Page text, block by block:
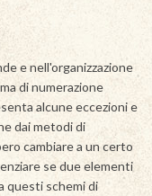
e nell'organizzazione
di numerazione
alcune eccezioni e
dai metodi di
cambiare a un certo
se due elementi
questi schemi di